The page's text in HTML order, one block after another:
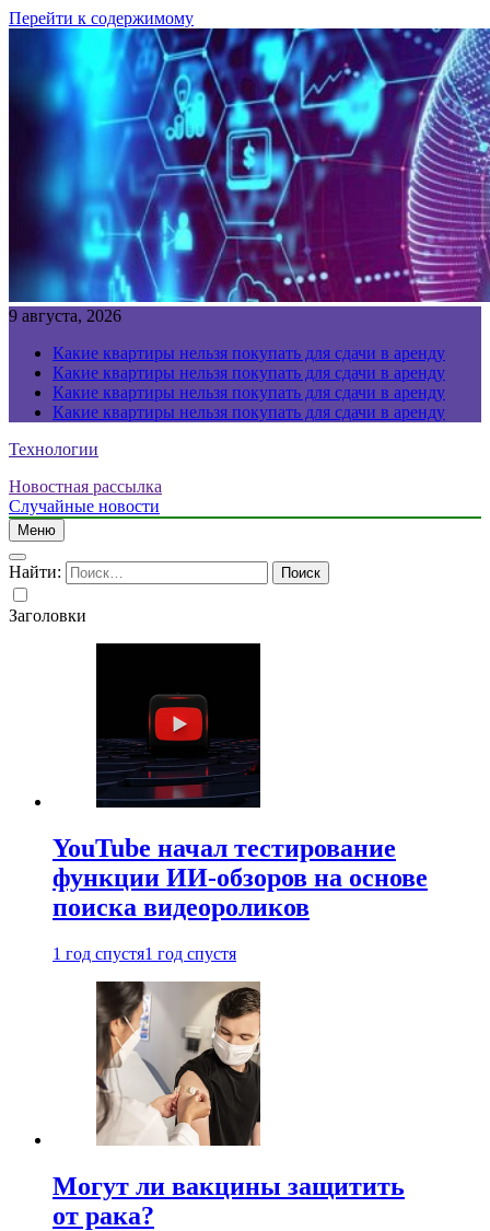
Перейти к содержимому
9 августа, 2026
Какие квартиры нельзя покупать для сдачи в аренду
Какие квартиры нельзя покупать для сдачи в аренду
Какие квартиры нельзя покупать для сдачи в аренду
Какие квартиры нельзя покупать для сдачи в аренду
Технологии
Новостная рассылка
Случайные новости
Меню
Найти:
Заголовки
YouTube начал тестирование
функции ИИ-обзоров на основе
поиска видеороликов
1 год спустя1 год спустя
Могут ли вакцины защитить
от рака?